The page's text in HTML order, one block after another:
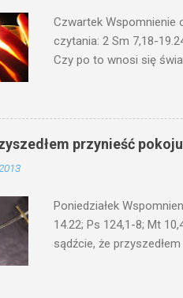
Czwartek Wspomnienie
czytania: 2 Sm 7,18-
Czy po to wnosi się
niechaj słucha. I
odmierzą wam i jeszcze
ma. W dzisiejszym
by je postawić pod
przynieść
Poniedziałek
14.22; Ps 124,1-8; Mt
sądźcie, że
człowieka jego